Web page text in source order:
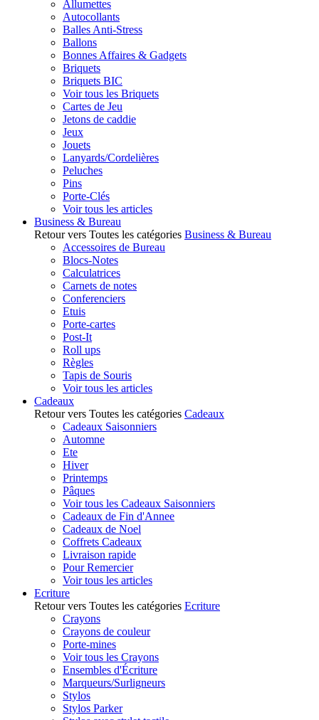
Allumettes
Autocollants
Balles Anti-Stress
Ballons
Bonnes Affaires & Gadgets
Briquets
Briquets BIC
Voir tous les Briquets
Cartes de Jeu
Jetons de caddie
Jeux
Jouets
Lanyards/Cordelières
Peluches
Pins
Porte-Clés
Voir tous les articles
Business & Bureau
Retour vers Toutes les catégories Business & Bureau
Accessoires de Bureau
Blocs-Notes
Calculatrices
Carnets de notes
Conferenciers
Etuis
Porte-cartes
Post-It
Roll ups
Règles
Tapis de Souris
Voir tous les articles
Cadeaux
Retour vers Toutes les catégories Cadeaux
Cadeaux Saisonniers
Automne
Ete
Hiver
Printemps
Pâques
Voir tous les Cadeaux Saisonniers
Cadeaux de Fin d'Annee
Cadeaux de Noel
Coffrets Cadeaux
Livraison rapide
Pour Remercier
Voir tous les articles
Ecriture
Retour vers Toutes les catégories Ecriture
Crayons
Crayons de couleur
Porte-mines
Voir tous les Crayons
Ensembles d'Écriture
Marqueurs/Surligneurs
Stylos
Stylos Parker